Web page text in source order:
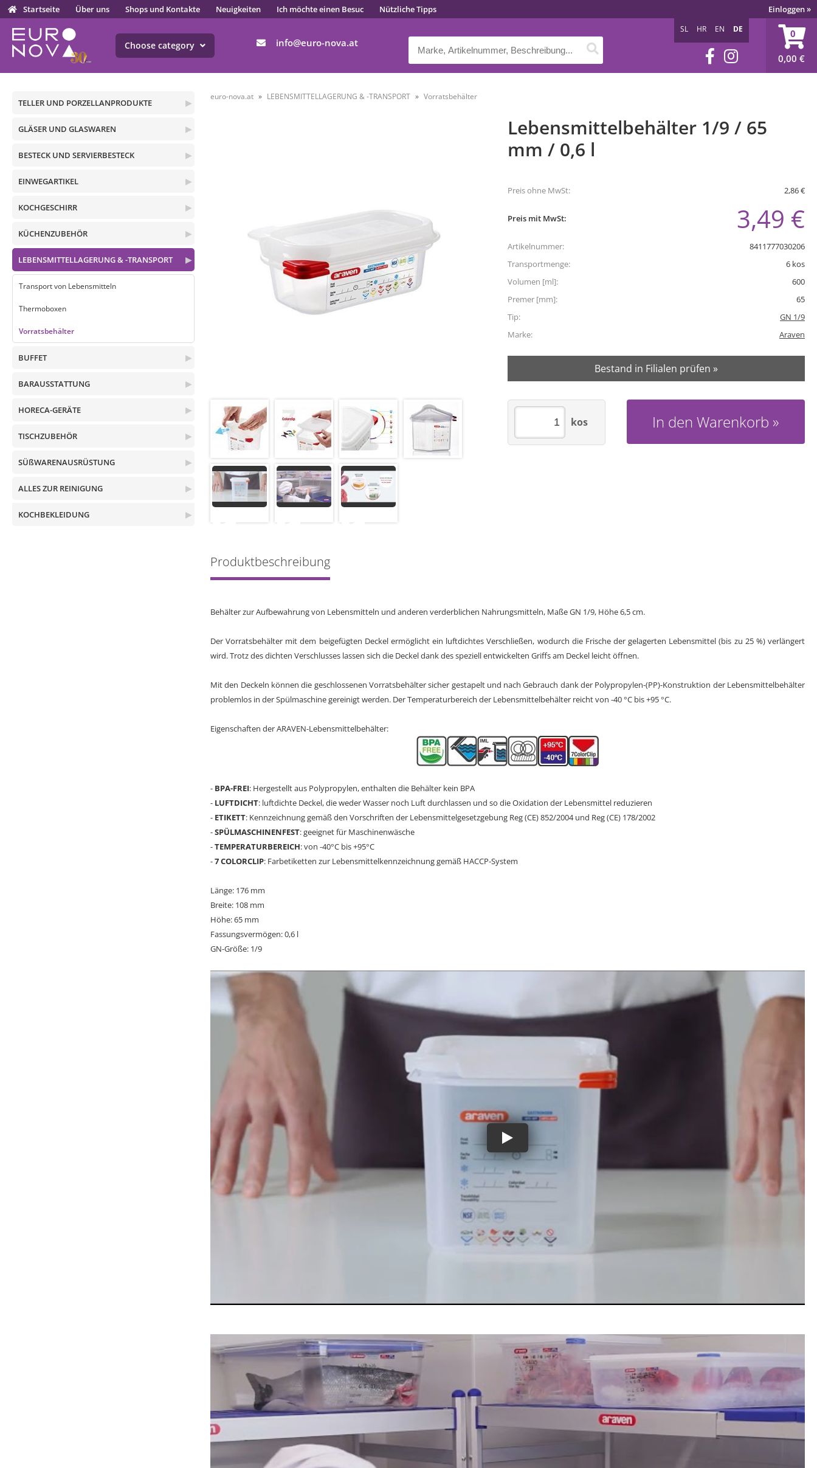
Startseite Über uns Shops und Kontakte Neuigkeiten Ich möchte einen Besuc Nützliche Tipps Einloggen»
info euro-nova.at
0
0,00 €
SL HR EN DE
Choose category
▶
TELLER UND PORZELLANPRODUKTE
▶
GLÄSER UND GLASWAREN
▶
BESTECK UND SERVIERBESTECK
▶
EINWEGARTIKEL
▶
KOCHGESCHIRR
▶
KÜCHENZUBEHÖR
▶
LEBENSMITTELLAGERUNG & -TRANSPORT
Transport von Lebensmitteln
Thermoboxen
Vorratsbehälter
▶
BUFFET
▶
BARAUSSTATTUNG
▶
HORECA-GERÄTE
▶
TISCHZUBEHÖR
▶
SÜßWARENAUSRÜSTUNG
▶
ALLES ZUR REINIGUNG
▶
KOCHBEKLEIDUNG
euro-nova.at LEBENSMITTELLAGERUNG & -TRANSPORT Vorratsbehälter
Lebensmittelbehälter 1/9 / 65
mm / 0,6 l
Preis ohne MwSt: 2,86 €
Preis mit MwSt: 3,49 €
Artikelnummer:
8411777030206
Transportmenge:
6 kos
Volumen [ml]:
600
Premer [mm]:
65
Tip:
GN 1/9
Marke:
Araven
Bestand in Filialen prüfen »
In den Warenkorb
kos
Produktbeschreibung
Behälter zur Aufbewahrung von Lebensmitteln und anderen verderblichen Nahrungsmitteln, Maße GN 1/9, Höhe 6,5 cm.
Der Vorratsbehälter mit dem beigefügten Deckel ermöglicht ein luftdichtes Verschließen, wodurch die Frische der gelagerten Lebensmittel (bis zu 25 %) verlängert
wird. Trotz des dichten Verschlusses lassen sich die Deckel dank des speziell entwickelten Griffs am Deckel leicht öffnen.
Mit den Deckeln können die geschlossenen Vorratsbehälter sicher gestapelt und nach Gebrauch dank der Polypropylen-(PP)-Konstruktion der Lebensmittelbehälter
problemlos in der Spülmaschine gereinigt werden. Der Temperaturbereich der Lebensmittelbehälter reicht von -40 °C bis +95 °C.
Eigenschaften der ARAVEN-Lebensmittelbehälter:
- BPA-FREI: Hergestellt aus Polypropylen, enthalten die Behälter kein BPA
- LUFTDICHT: luftdichte Deckel, die weder Wasser noch Luft durchlassen und so die Oxidation der Lebensmittel reduzieren
- ETIKETT: Kennzeichnung gemäß den Vorschriften der Lebensmittelgesetzgebung Reg (CE) 852/2004 und Reg (CE) 178/2002
-SPÜLMASCHINENFEST: geeignet für Maschinenwäsche
-TEMPERATURBEREICH: von -40°C bis +95°C
-7 COLORCLIP: Farbetiketten zur Lebensmittelkennzeichnung gemäß HACCP-System
Länge: 176 mm
Breite: 108 mm
Höhe: 65 mm
Fassungsvermögen: 0,6 l
GN-Größe: 1/9